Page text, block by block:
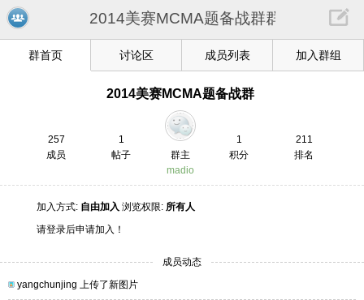
2014美赛MCMA题备战群群
群首页 讨论区 成员列表 加入群组
2014美赛MCMA题备战群
257
成员
1
帖子
群主
1
积分
211
排名
madio
加入方式: 自由加入 浏览权限: 所有人
请登录后申请加入！
成员动态
yangchunjing 上传了新图片